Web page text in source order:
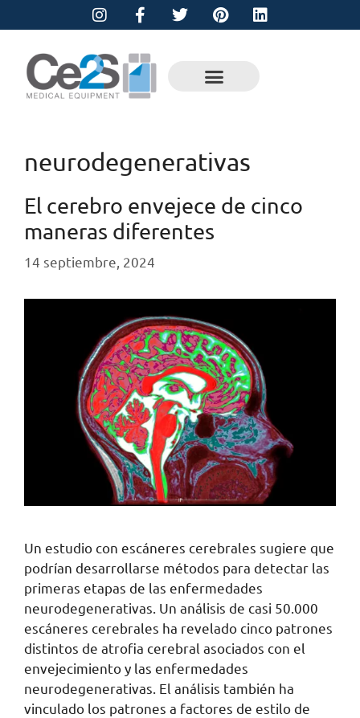
neurodegenerativas
El cerebro envejece de cinco
maneras diferentes
14 septiembre, 2024
Un estudio con escáneres cerebrales sugiere que
podrían desarrollarse métodos para detectar las
primeras etapas de las enfermedades
neurodegenerativas. Un análisis de casi 50.000
escáneres cerebrales ha revelado cinco patrones
distintos de atrofia cerebral asociados con el
envejecimiento y las enfermedades
neurodegenerativas. El análisis también ha
vinculado los patrones a factores de estilo de